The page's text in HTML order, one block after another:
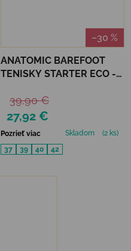
–30 %
ANATOMIC BAREFOOT
TENISKY STARTER ECO -
27,92 €
39,90 €
Pozrieť viac Skladom
(2 ks)
37
39 40 42